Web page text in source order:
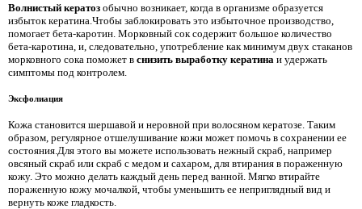
Волнистый кератоз обычно возникает, когда в организме образуется
избыток кератина.Чтобы заблокировать это избыточное производство,
помогает бета-каротин. Морковный сок содержит большое количество
бета-каротина, и, следовательно, употребление как минимум двух стаканов
морковного сока поможет в снизить выработку кератина и удержать
симптомы под контролем.
Эксфолиация
Кожа становится шершавой и неровной при волосяном кератозе. Таким
образом, регулярное отшелушивание кожи может помочь в сохранении ее
состояния.Для этого вы можете использовать нежный скраб, например
овсяный скраб или скраб с медом и сахаром, для втирания в пораженную
кожу. Это можно делать каждый день перед ванной. Мягко втирайте
пораженную кожу мочалкой, чтобы уменьшить ее неприглядный вид и
вернуть коже гладкость.